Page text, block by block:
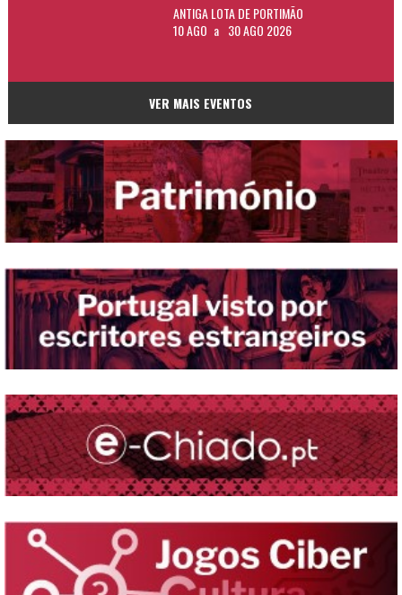
ANTIGA LOTA DE PORTIMÃO
10 AGO a 30 AGO 2026
VER MAIS EVENTOS